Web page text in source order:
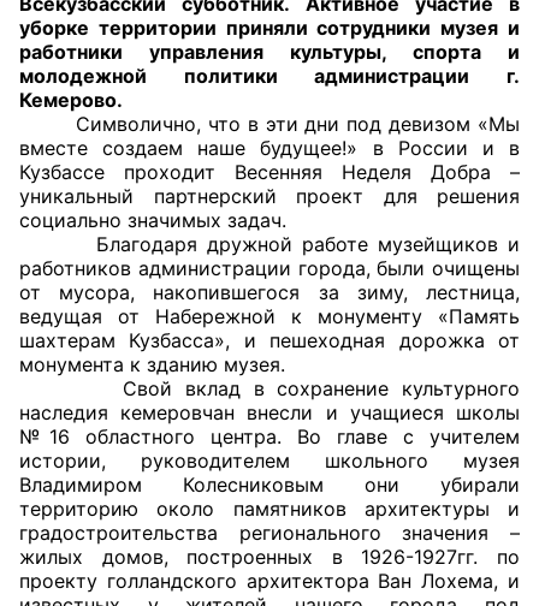
Главная
Общественные советы
Общественные советы при территориальных
органах федеральных органов
исполнительной власти
Общественные советы по проведению
независимой оценки качества условий
оказания услуг
О Палате
Структура Палаты
уборке территории приняли сотрудники музея и
работники управления культуры, спорта и
молодежной политики администрации г.
Кемерово.
Символично, что в эти дни под девизом «Мы
вместе создаем наше будущее!» в России и в
Кузбассе проходит Весенняя Неделя Добра –
уникальный партнерский проект для решения
социально значимых задач.
Благодаря дружной работе музейщиков и
работников администрации города, были очищены
от мусора, накопившегося за зиму, лестница,
ведущая от Набережной к монументу «Память
шахтерам Кузбасса», и пешеходная дорожка от
монумента к зданию музея.
Свой вклад в сохранение культурного
наследия кемеровчан внесли и учащиеся школы
№16 областного центра. Во главе с учителем
истории, руководителем школьного музея
Владимиром Колесниковым они убирали
территорию около памятников архитектуры и
градостроительства регионального значения –
жилых домов, построенных в 1926-1927гг. по
проекту голландского архитектора Ван Лохема, и